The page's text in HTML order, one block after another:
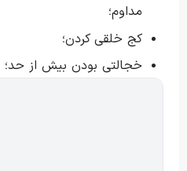
مداوم؛
کج خلقی کردن؛
خجالتی بودن بیش از حد؛